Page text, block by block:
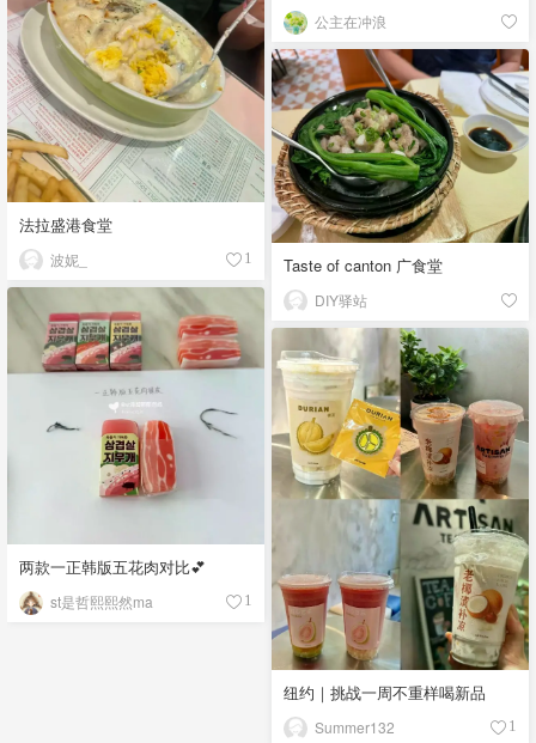
公主在冲浪
法拉盛港食堂
波妮_ 1 Taste of canton 广食堂
DIY驿站
两款一正韩版五花肉对比💕
st是哲熙熙然ma 1
纽约｜挑战一周不重样喝新品
Summer132 1